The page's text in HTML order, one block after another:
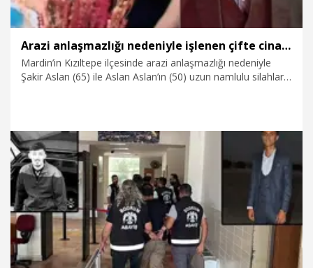
Arazi anlaşmazlığı nedeniyle işlenen çifte cinayette tutuklu sanıklardan 2’sine tahliye
Mardin’in Kızıltepe ilçesinde arazi anlaşmazlığı nedeniyle
Şakir Aslan (65) ile Aslan Aslan’ın (50) uzun namlulu silahlarla
9.07.2025 Foto Galeri